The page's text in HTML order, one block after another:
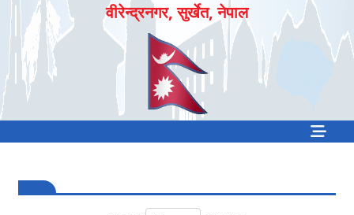
वीरेन्द्रनगर, सुर्खेत, नेपाल